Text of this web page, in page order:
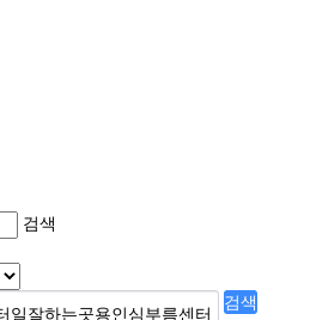
검색
검색